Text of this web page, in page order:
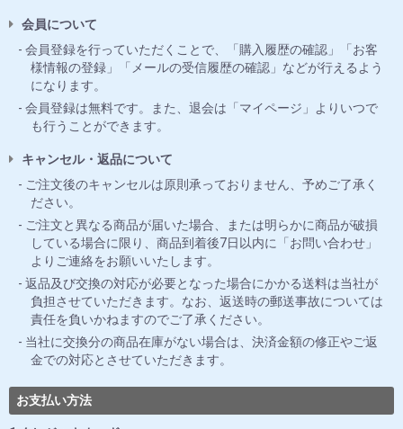
会員について
会員登録を行っていただくことで、「購入履歴の確認」「お客
様情報の登録」「メールの受信履歴の確認」などが行えるよう
になります。
会員登録は無料です。また、退会は「マイページ」よりいつで
も行うことができます。
キャンセル・返品について
ご注文後のキャンセルは原則承っておりません、予めご了承く
ださい。
ご注文と異なる商品が届いた場合、または明らかに商品が破損
している場合に限り、商品到着後7日以内に「お問い合わせ」
よりご連絡をお願いいたします。
返品及び交換の対応が必要となった場合にかかる送料は当社が
負担させていただきます。なお、返送時の郵送事故については
責任を負いかねますのでご了承ください。
当社に交換分の商品在庫がない場合は、決済金額の修正やご返
金での対応とさせていただきます。
お支払い方法